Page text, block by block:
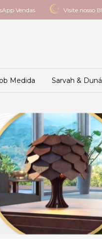
Vendas Visite nosso
Medida Sarvah &